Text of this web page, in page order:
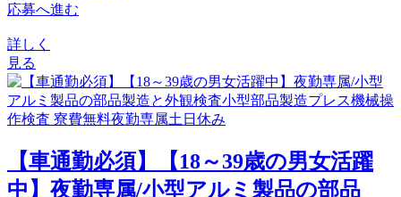
応募へ進む
詳しく
見る
【車通勤必須】【18～39歳の男女活躍
中】夜勤専属/小型アルミ製品の部品